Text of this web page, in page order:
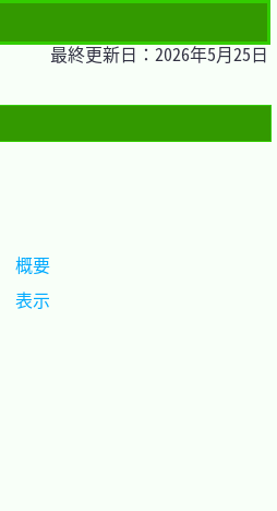
最終更新日：2026年5月25日
概要
表示